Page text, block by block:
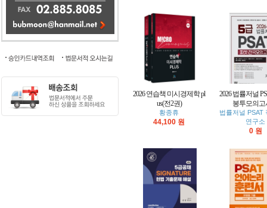
2026 연습책 미시경제학 pl
us(전2권)
황종휴
44,100 원
2026 법률저널
봉투모의고
법률저널 PSAT
연구소
0 원